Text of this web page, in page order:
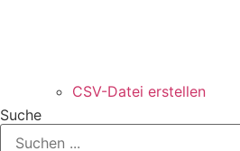
CSV-Datei erstellen
Suche